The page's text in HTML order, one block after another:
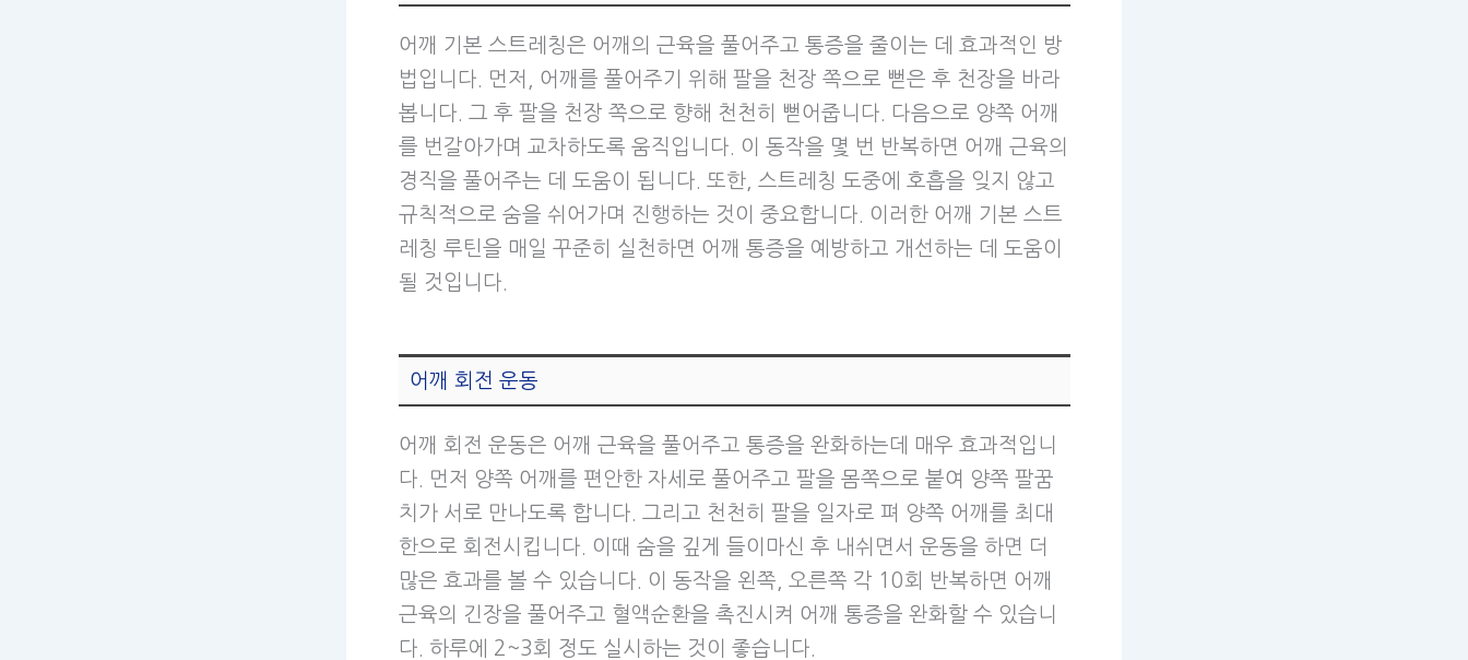
어깨 기본 스트레칭은 어깨의 근육을 풀어주고 통증을 줄이는 데 효과적인 방
법입니다. 먼저, 어깨를 풀어주기 위해 팔을 천장 쪽으로 뻗은 후 천장을 바라
봅니다. 그 후 팔을 천장 쪽으로 향해 천천히 뻗어줍니다. 다음으로 양쪽 어깨
를 번갈아가며 교차하도록 움직입니다. 이 동작을 몇 번 반복하면 어깨 근육의
경직을 풀어주는 데 도움이 됩니다. 또한, 스트레칭 도중에 호흡을 잊지 않고
규칙적으로 숨을 쉬어가며 진행하는 것이 중요합니다. 이러한 어깨 기본 스트
레칭 루틴을 매일 꾸준히 실천하면 어깨 통증을 예방하고 개선하는 데 도움이
될 것입니다.
어깨 회전 운동
어깨 회전 운동은 어깨 근육을 풀어주고 통증을 완화하는데 매우 효과적입니
다. 먼저 양쪽 어깨를 편안한 자세로 풀어주고 팔을 몸쪽으로 붙여 양쪽 팔꿈
치가 서로 만나도록 합니다. 그리고 천천히 팔을 일자로 펴 양쪽 어깨를 최대
한으로 회전시킵니다. 이때 숨을 깊게 들이마신 후 내쉬면서 운동을 하면 더
많은 효과를 볼 수 있습니다. 이 동작을 왼쪽, 오른쪽 각 10회 반복하면 어깨
근육의 긴장을 풀어주고 혈액순환을 촉진시켜 어깨 통증을 완화할 수 있습니
다. 하루에 2~3회 정도 실시하는 것이 좋습니다.